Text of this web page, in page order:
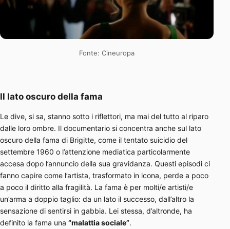
Fonte: Cineuropa
Il lato oscuro della fama
Le dive, si sa, stanno sotto i riflettori, ma mai del tutto al riparo
dalle loro ombre. Il documentario si concentra anche sul lato
oscuro della fama di Brigitte, come il tentato suicidio del
settembre 1960 o l’attenzione mediatica particolarmente
accesa dopo l’annuncio della sua gravidanza. Questi episodi ci
fanno capire come l’artista, trasformato in icona, perde a poco
a poco il diritto alla fragilità. La fama è per molti/e artisti/e
un’arma a doppio taglio: da un lato il successo, dall’altro la
sensazione di sentirsi in gabbia. Lei stessa, d’altronde, ha
definito la fama una “malattia sociale”.